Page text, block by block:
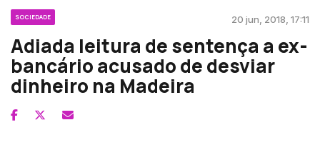
SOCIEDADE 20 jun, 2018, 17:11
Adiada leitura de sentença a ex-
bancário acusado de desviar
dinheiro na Madeira